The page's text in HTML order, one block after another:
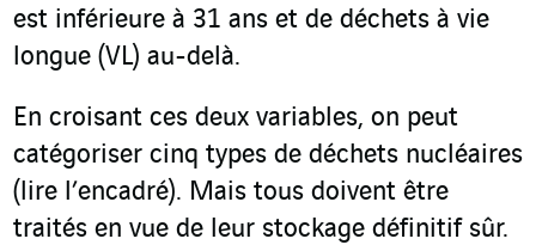
est inférieure à 31 ans et de déchets à vie
longue (VL) au-delà.
En croisant ces deux variables, on peut
catégoriser cinq types de déchets nucléaires
(lire l’encadré). Mais tous doivent être
traités en vue de leur stockage définitif sûr.